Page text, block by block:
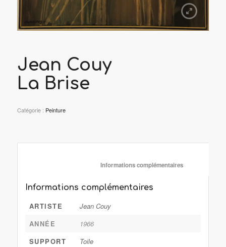
Jean Couy
La Brise
Catégorie : Peinture
Informations
Informations complémentaires
ARTISTE
Jean Couy
ANNÉE
1966
SUPPORT
Toile